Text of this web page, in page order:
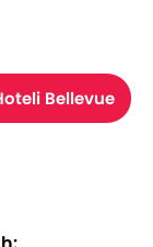
Bellevue